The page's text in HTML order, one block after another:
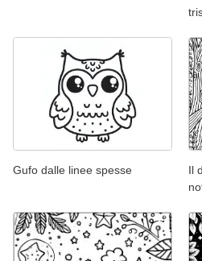
Gufo dalle linee spesse
Il